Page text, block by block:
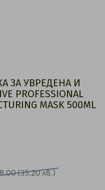
ЗА УВРЕДЕНА И
PROFESSIONAL
MASK 500ML
(35.20 лв.)